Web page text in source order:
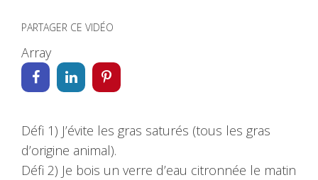
PARTAGER CE VIDÉO
Array
Défi 1) J’évite les gras saturés (tous les gras
d’origine animal).
Défi 2) Je bois un verre d’eau citronnée le matin